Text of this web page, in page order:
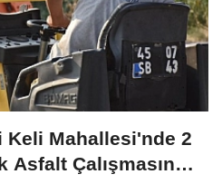
Mahallesi'nde 2
Asfalt Çalışmasını